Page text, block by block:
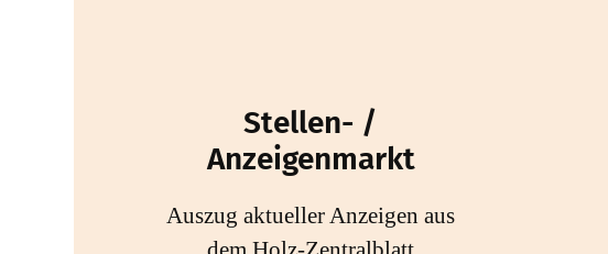
Stellen- /
Anzeigenmarkt
Auszug aktueller Anzeigen aus